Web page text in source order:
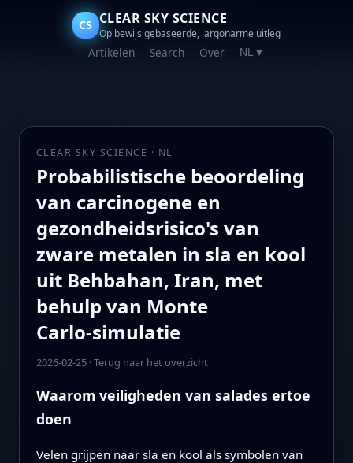
CS CLEAR SKY SCIENCE
Op bewijs gebaseerde, jargonarme uitleg
Artikelen Search Over NL ▼
CLEAR SKY SCIENCE · NL
Probabilistische beoordeling
van carcinogene en
gezondheidsrisico's van
zware metalen in sla en kool
uit Behbahan, Iran, met
behulp van Monte
Carlo‑simulatie
2026-02-25·Terug naar het overzicht
Waarom veiligheden van salades ertoe
doen
Velen grijpen naar sla en kool als symbolen van